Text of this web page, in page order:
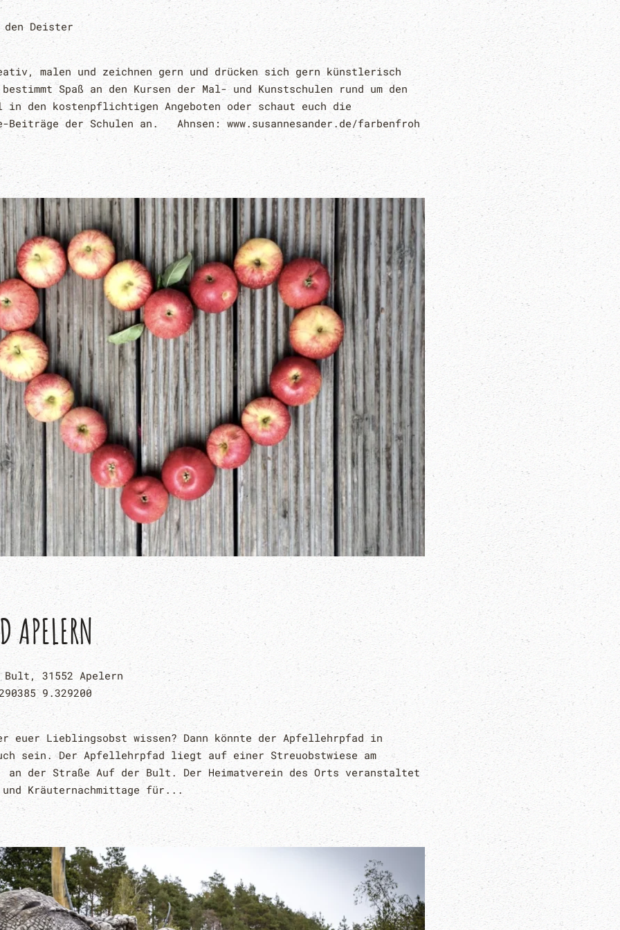
den Deister
malen und zeichnen gern und drücken sich gern künstlerisch
Spaß an den Kursen der Mal- und Kunstschulen rund um den
den kostenpflichtigen Angeboten oder schaut euch die
der Schulen an. Ahnsen: www.susannesander.de/farbenfroh
APELERN
31552 Apelern
9.329200
euer Lieblingsobst wissen? Dann könnte der Apfellehrpfad in
sein. Der Apfellehrpfad liegt auf einer Streuobstwiese am
an der Straße Auf der Bult. Der Heimatverein des Orts veranstaltet
Kräuternachmittage für...